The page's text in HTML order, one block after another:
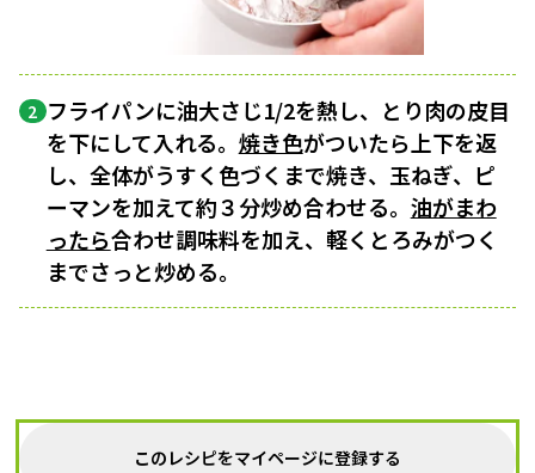
2 フライパンに油大さじ1/2を熱し、とり肉の皮目
を下にして入れる。 焼き色がついたら上下を返
し、全体がうすく色づくまで焼き、玉ねぎ、ピ
ーマンを加えて約３分炒め合わせる。 油がまわ
ったら合わせ調味料を加え、軽くとろみがつく
までさっと炒める。
このレシピをマイページに登録する